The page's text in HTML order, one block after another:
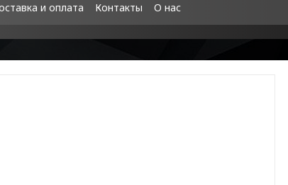
и оплата Контакты О нас